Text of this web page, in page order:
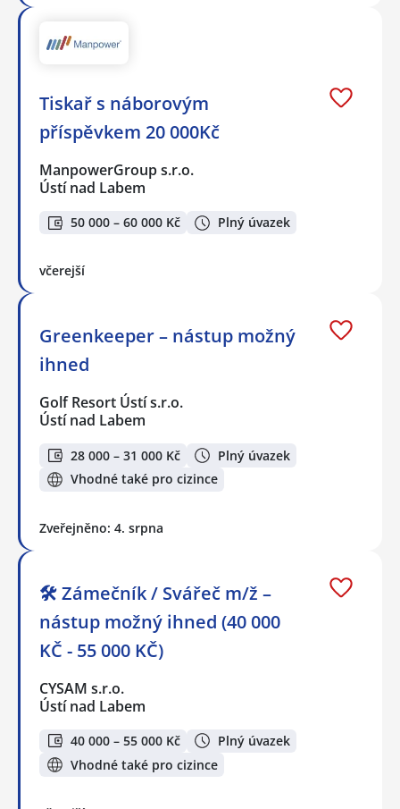
Tiskař s náborovým
příspěvkem 20 000Kč
ManpowerGroup s.r.o.
Ústí nad Labem
50 000 – 60 000 Kč Plný úvazek
včerejší
Greenkeeper – nástup možný
ihned
Golf Resort Ústí s.r.o.
Ústí nad Labem
28 000 – 31 000 Kč
Plný úvazek
Vhodné také pro cizince
Zveřejněno: 4. srpna
🛠️ Zámečník / Svářeč m/ž –
nástup možný ihned (40 000
KČ - 55 000 KČ)
CYSAM s.r.o.
Ústí nad Labem
40 000 – 55 000 Kč
Plný úvazek
Vhodné také pro cizince